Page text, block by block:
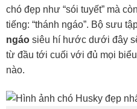
chó đẹp như “sói tuyết” mà
tiếng: “thánh ngáo”. Bộ sưu
ngáo siêu hí hước dưới đây
từ đầu tới cuối với đủ mọi
nào.